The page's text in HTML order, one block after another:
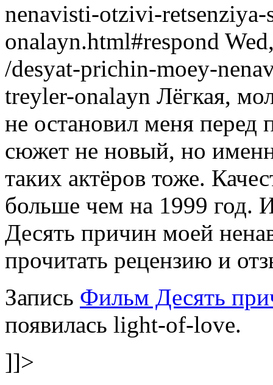
nenavisti-otzivi-
onalayn.html#respond
/desyat-prichin-moey-
treyler-onalayn Лёгкая,
не остановил меня
сюжет не новый, но
таких актёров тоже.
больше чем на 1999
Десять причин моей
прочитать рецензию и
Запись Фильм Десять
появилась light-of-love.
]]>